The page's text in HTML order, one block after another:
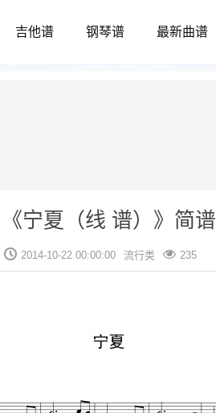
吉他谱 钢琴谱 最新曲谱
《宁夏（线 谱）》简谱
2014-10-22 00:00:00 流行类 235